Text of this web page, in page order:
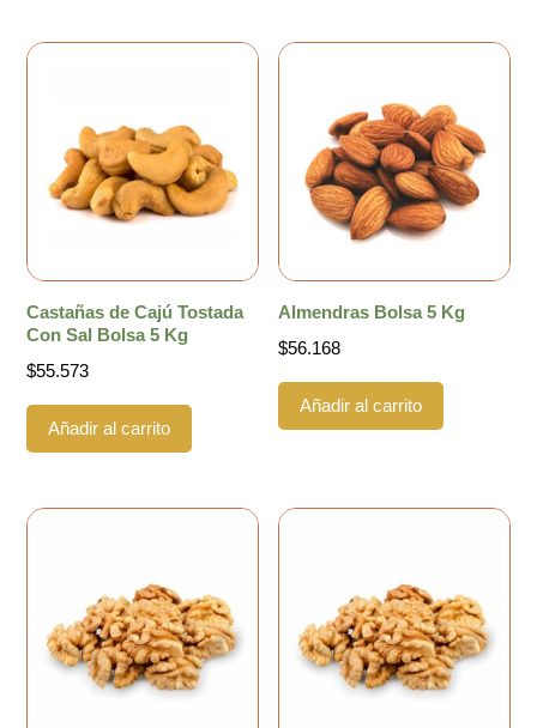
Castañas de Cajú Tostada
Con Sal Bolsa 5 Kg
$55.573
Añadir al carrito
Almendras Bolsa 5 Kg
$56.168
Añadir al carrito